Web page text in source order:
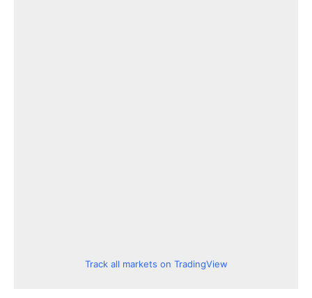
Track all markets on TradingView